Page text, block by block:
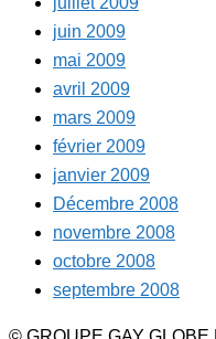
juin 2009
mai 2009
avril 2009
mars 2009
février 2009
janvier 2009
Décembre 2008
novembre 2008
octobre 2008
septembre 2008